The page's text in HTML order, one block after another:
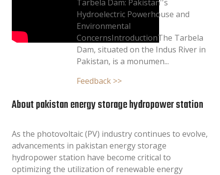
Tarbela Dam: Pakistan''s
Hydroelectric Powerhouse and
Environmental
ConcernsIntroductionThe Tarbela
Dam, situated on the Indus River in
Pakistan, is a monumen...
Feedback >>
About pakistan energy storage hydropower station
As the photovoltaic (PV) industry continues to evolve,
advancements in pakistan energy storage
hydropower station have become critical to
optimizing the utilization of renewable energy